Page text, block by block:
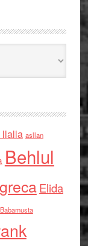
llalla asllan
Behlul
Elida